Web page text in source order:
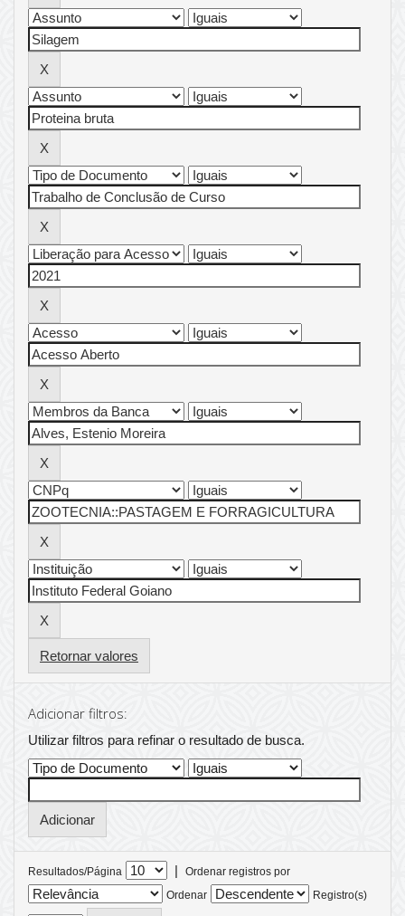
Retornar valores
Adicionar filtros:
Utilizar filtros para refinar o resultado de busca.
Resultados/Página |
Ordenar registros por
Ordenar
Registro(s)